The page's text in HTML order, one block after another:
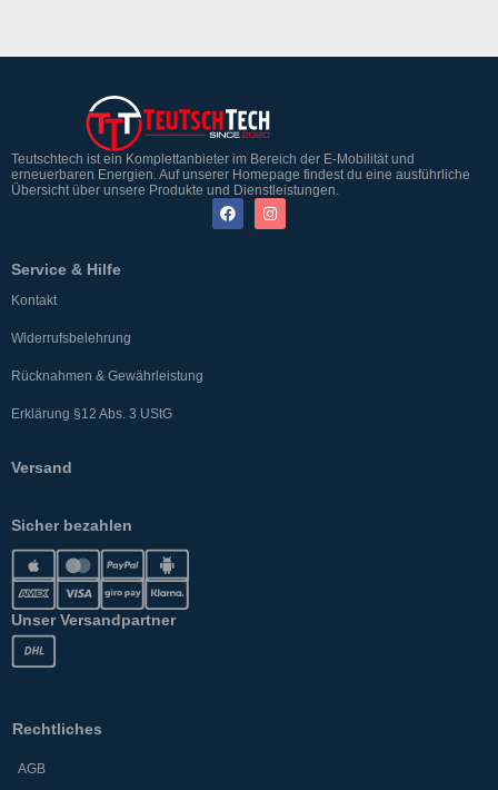
Teutschtech ist ein Komplettanbieter im Bereich der E-Mobilität und
erneuerbaren Energien. Auf unserer Homepage findest du eine ausführliche
Übersicht über unsere Produkte und Dienstleistungen.
Service & Hilfe
Kontakt
Widerrufsbelehrung
Rücknahmen & Gewährleistung
Erklärung §12 Abs. 3 UStG
Versand
Sicher bezahlen
Unser Versandpartner
Rechtliches
AGB